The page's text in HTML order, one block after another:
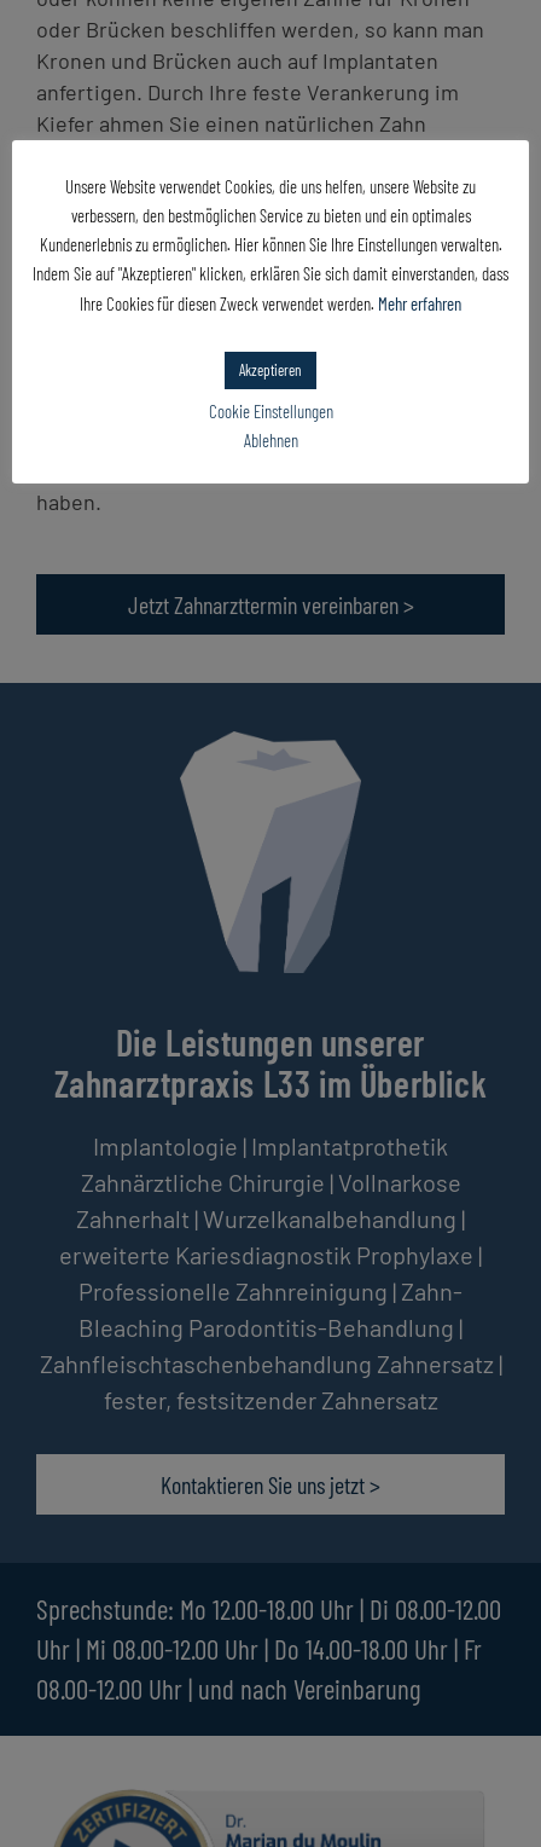
oder Brücken beschliffen werden, so kann man
Kronen und Brücken auch auf Implantaten
anfertigen. Durch Ihre feste Verankerung im
Kiefer ahmen Sie einen natürlichen Zahn
Aufgrund der vielfältigen Möglichkeiten, ist es
wichtig Ihre Erwartungen und Wünsche an Ihre
Prothese zu kennen. Gern laden wir Sie hierfür
zu einem persönlichen Gespräch ein. So können
Ihre individuellen Bedürfnisse berücksichtigt. In
jedem Fall soll ein funktioneller, ästhetischer
und pflegbarer Zahnersatz entstehen – damit
haben.
Jetzt Zahnarzttermin vereinbaren >
Die Leistungen unserer
Zahnarztpraxis L33 im Überblick
Implantologie | Implantatprothetik
Zahnärztliche Chirurgie | Vollnarkose
Zahnerhalt |Wurzelkanalbehandlung |
erweiterte Kariesdiagnostik Prophylaxe |
Professionelle Zahnreinigung | Zahn-
Bleaching Parodontitis-Behandlung |
Zahnfleischtaschenbehandlung Zahnersatz |
fester, festsitzender Zahnersatz
Kontaktieren Sie uns jetzt >
Sprechstunde: Mo 12.00-18.00 Uhr | Di 08.00-12.00
Uhr | Mi 08.00-12.00 Uhr | Do 14.00-18.00 Uhr | Fr
08.00-12.00 Uhr | und nach Vereinbarung
Unsere Website verwendet Cookies, die uns helfen, unsere Website zu
verbessern, den bestmöglichen Service zu bieten und ein optimales
Kundenerlebnis zu ermöglichen. Hier können Sie Ihre Einstellungen verwalten.
Indem Sie auf "Akzeptieren" klicken, erklären Sie sich damit einverstanden, dass
Ihre Cookies für diesen Zweck verwendet werden. Mehr erfahren
Akzeptieren
Cookie Einstellungen
Ablehnen